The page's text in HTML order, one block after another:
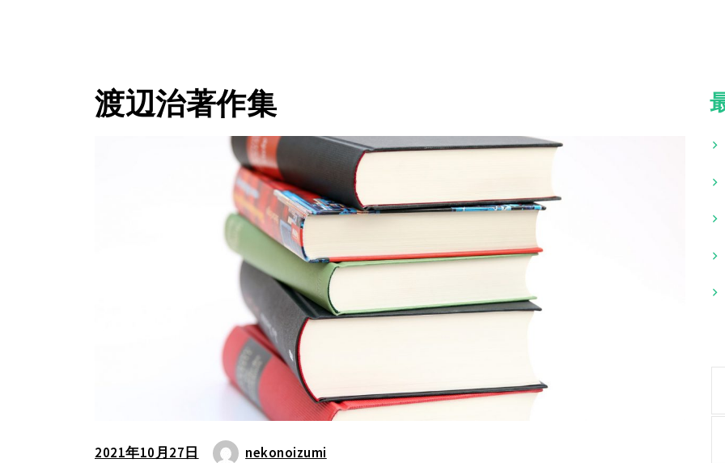
渡辺治著作集
2021年10月27日 nekonoizumi